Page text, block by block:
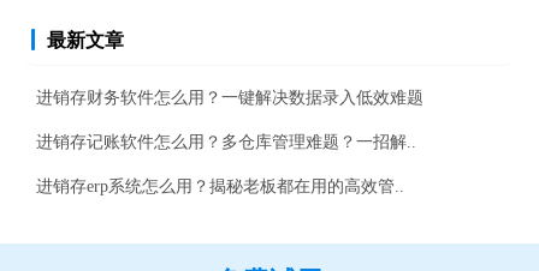
最新文章
进销存财务软件怎么用？一键解决数据录入低效难题
进销存记账软件怎么用？多仓库管理难题？一招解..
进销存erp系统怎么用？揭秘老板都在用的高效管..